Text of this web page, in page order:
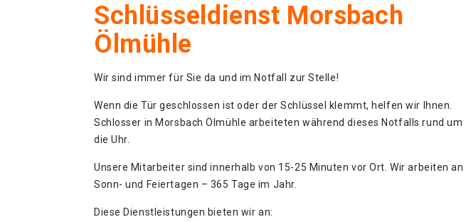
Schlüsseldienst Morsbach
Ölmühle
Wir sind immer für Sie da und im Notfall zur Stelle!
Wenn die Tür geschlossen ist oder der Schlüssel klemmt, helfen wir Ihnen.
Schlosser in Morsbach Ölmühle arbeiteten während dieses Notfalls rund um
die Uhr.
Unsere Mitarbeiter sind innerhalb von 15-25 Minuten vor Ort. Wir arbeiten an
Sonn- und Feiertagen – 365 Tage im Jahr.
Diese Dienstleistungen bieten wir an: